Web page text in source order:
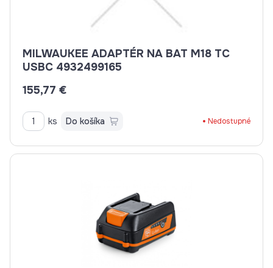
MILWAUKEE ADAPTÉR NA BAT M18 TC
USBC 4932499165
155,77 €
ks Do košíka Nedostupné